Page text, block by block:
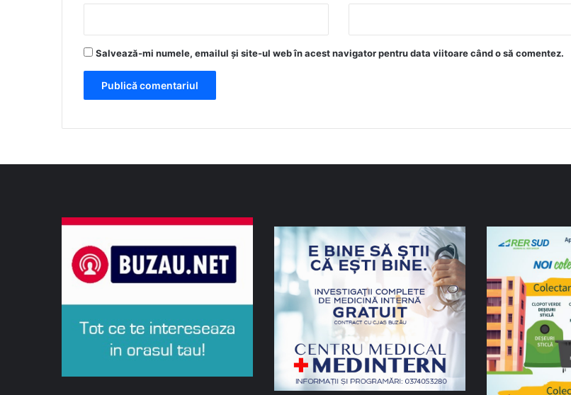
Salvează-mi numele, emailul și site-ul web în acest navigator pentru data viitoare când o să comentez.